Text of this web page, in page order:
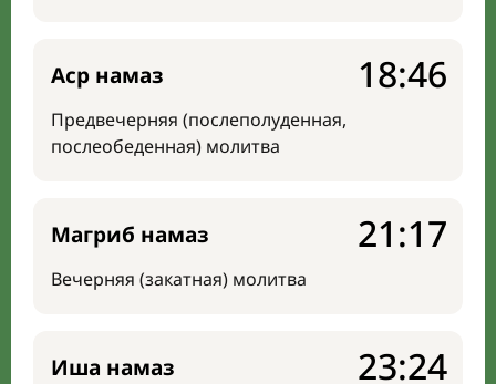
Аср намаз
Предвечерняя (послеполуденная,
послеобеденная) молитва
18:46
Магриб намаз
Вечерняя (закатная) молитва
21:17
Иша намаз 23:24